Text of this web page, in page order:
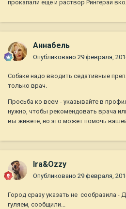
прокапали еще и раствор Рингераи
Aннaбель
Опубликовано 29 февраля,
Собаке надо вводить седативные
только врач.
Просьба ко всем - указывайте в
нужно, чтобы рекомендовать врача
вы живете, но это может помочь
Ira&Ozzy
Опубликовано 29 февраля,
Город сразу указать не сообразила -
гуляем, сообщили...